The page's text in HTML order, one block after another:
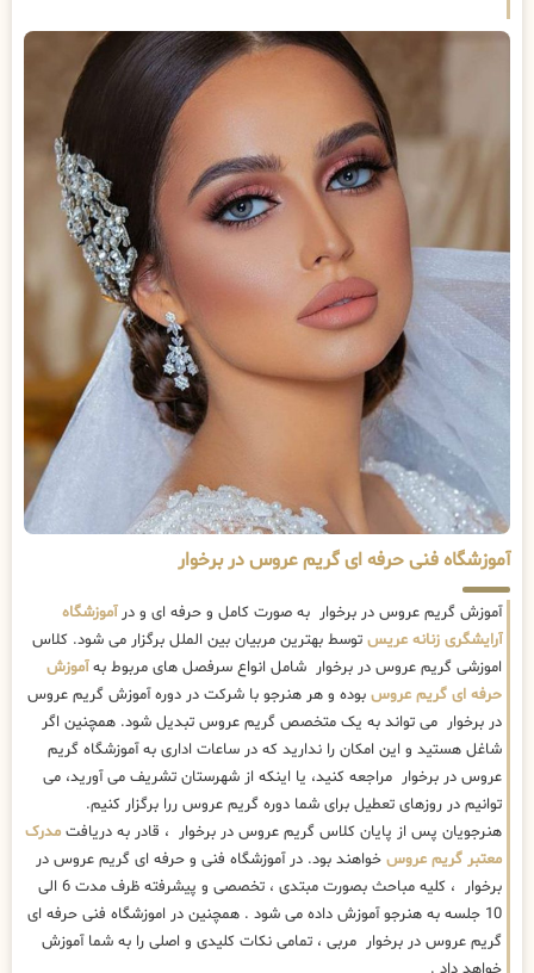
آموزشگاه فنی حرفه ای گریم عروس در برخوار
آموزش گریم عروس در برخوار به صورت کامل و حرفه ای و درآموزشگاه
آرایشگری زنانه عریس توسط بهترین مربیان بین الملل برگزار می شود. کلاس
اموزشی گریم عروس در برخوار شامل انواع سرفصل های مربوط بهآموزش
حرفه ای گریم عروس بوده و هر هنرجو با شرکت در دوره آموزش گریم عروس
در برخوار می تواند به یک متخصص گریم عروس تبدیل شود. همچنین اگر
شاغل هستید و این امکان را ندارید که در ساعات اداری به آموزشگاه گریم
عروس در برخوار مراجعه کنید، یا اینکه از شهرستان تشریف می آورید، می
توانیم در روزهای تعطیل برای شما دوره گریم عروس ررا برگزار کنیم.
هنرجویان پس از پایان کلاس گریم عروس در برخوار ، قادر به دریافت مدرک
معتبر گریم عروس خواهند بود. در آموزشگاه فنی و حرفه ای گریم عروس در
برخوار ، کلیه مباحث بصورت مبتدی ، تخصصی و پیشرفته ظرف مدت 6 الی
10 جلسه به هنرجو آموزش داده می شود . همچنین در اموزشگاه فنی حرفه ای
گریم عروس در برخوار مربی ، تمامی نکات کلیدی و اصلی را به شما آموزش